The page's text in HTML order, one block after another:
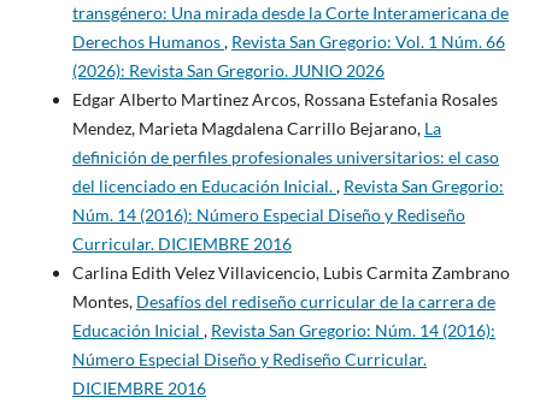
transgénero: Una mirada desde la Corte Interamericana de
Derechos Humanos, Revista San Gregorio: Vol. 1 Núm. 66
(2026): Revista San Gregorio. JUNIO 2026
Edgar Alberto Martinez Arcos, Rossana Estefania Rosales
Mendez, Marieta Magdalena Carrillo Bejarano, La
definición de perfiles profesionales universitarios: el caso
del licenciado en Educación Inicial., Revista San Gregorio:
Núm. 14 (2016): Número Especial Diseño y Rediseño
Curricular. DICIEMBRE 2016
Carlina Edith Velez Villavicencio, Lubis Carmita Zambrano
Montes, Desafíos del rediseño curricular de la carrera de
Educación Inicial , Revista San Gregorio: Núm. 14 (2016):
Número Especial Diseño y Rediseño Curricular.
DICIEMBRE 2016